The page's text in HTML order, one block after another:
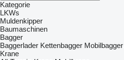
Kategorie
LKWs
Muldenkipper
Baumaschinen
Bagger
Baggerlader Kettenbagger Mobilbagger
Krane